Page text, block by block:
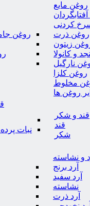
روغن مایع
کردنی
روغن ذرت
زیتون
و کانولا
نارگیل
روغن کلزا
مخلوط
روغن ها
روغن
قند و شکر
قند
شکر
نبات
و نشاسته
آرد برنج
آرد سفید
نشاسته
آرد ذرت